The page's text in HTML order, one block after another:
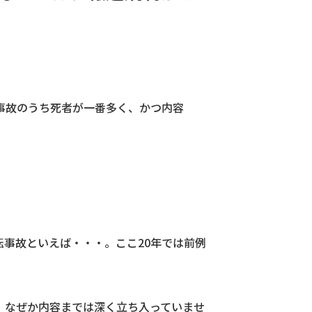
のうち死者が一番多く、かつ内容
故といえば・・・。ここ20年では前例
ぜか内容までは深く立ち入っていませ